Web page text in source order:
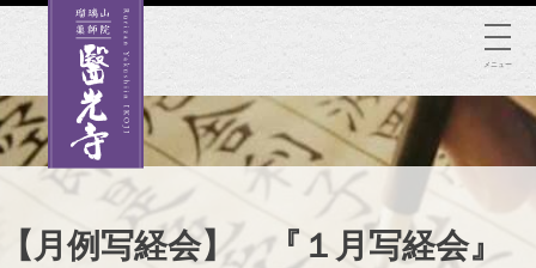
メニュー
【月例写経会】 『１月写経会』